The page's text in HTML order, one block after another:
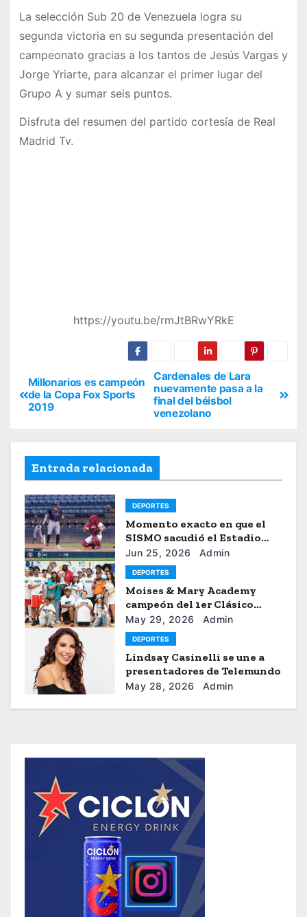
La selección Sub 20 de Venezuela logra su
segunda victoria en su segunda presentación del
campeonato gracias a los tantos de Jesús Vargas y
Jorge Yriarte, para alcanzar el primer lugar del
Grupo A y sumar seis puntos.
Disfruta del resumen del partido cortesía de Real
Madrid Tv.
https://youtu.be/rmJtBRwYRkE
Cardenales de Lara
nuevamente pasa a la
final del béisbol
venezolano
Millonarios es campeón
de la Copa Fox Sports
2019
Entrada relacionada
DEPORTES
Momento exacto en que el
SISMO sacudió el Estadio
Universitario de Caracas
Jun 25, 2026 Admin
DEPORTES
Moises & Mary Academy
campeón del 1er Clásico
Internacional Ercilio-Tony-
Astacio de la HBA
May 29, 2026 Admin
DEPORTES
Lindsay Casinelli se une a
presentadores de Telemundo
May 28, 2026 Admin